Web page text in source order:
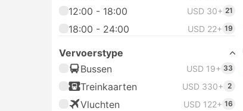
12:00 - 18:00 USD 30+ 21
18:00 - 24:00 USD 22+ 19
Vervoerstype
Bussen
USD 19+ 33
Treinkaarten USD 330+ 2
Vluchten USD 122+ 16